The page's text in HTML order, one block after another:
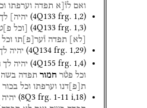
ואם לו֯[א תפדה וערפתו
(4Q133 frg. 1,2) יהיה] לך
(4Q133 frg. 1,3) [וכל
לא תפדה ו֯ער פ תו וכל
(4Q134 frg. 1,29) יהיה
(4Q155 frg. 1,4) יהיה לך
וכל פט֯ר חמור תפדה בשה
ת פ דנו וערפתו וכל בכור
(8Q3 frg. 1-11 i,18) יהיה